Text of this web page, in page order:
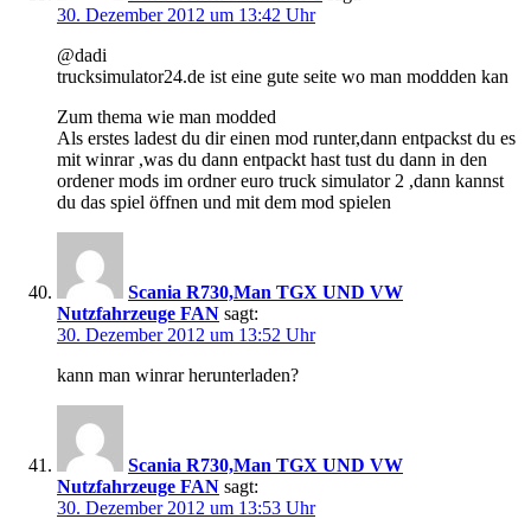
30. Dezember 2012 um 13:42 Uhr
@dadi
trucksimulator24.de ist eine gute seite wo man moddden kan
Zum thema wie man modded
Als erstes ladest du dir einen mod runter,dann entpackst du es
mit winrar ,was du dann entpackt hast tust du dann in den
ordener mods im ordner euro truck simulator 2 ,dann kannst
du das spiel öffnen und mit dem mod spielen
Scania R730,Man TGX UND VW
Nutzfahrzeuge FAN sagt:
30. Dezember 2012 um 13:52 Uhr
kann man winrar herunterladen?
Scania R730,Man TGX UND VW
Nutzfahrzeuge FAN sagt:
30. Dezember 2012 um 13:53 Uhr